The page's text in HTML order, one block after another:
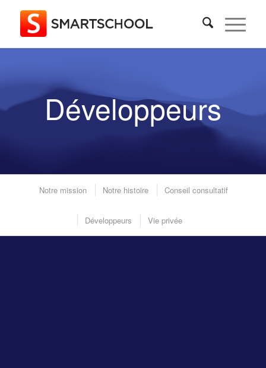
Développeurs
Notre mission Notre histoire Conseil consultatif
Développeurs Vie privée